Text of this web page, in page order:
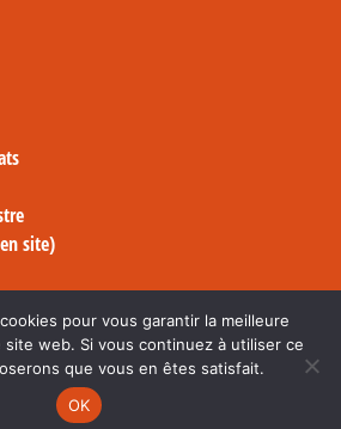
site)
pour vous garantir la meilleure
web. Si vous continuez à utiliser ce
que vous en êtes satisfait.
OK